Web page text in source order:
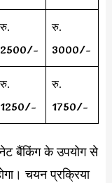
रु.
2500/-
रु.
3000/-
रु.
1250/-
रु.
1750/-
नेट बैंकिंग के उपयोग से
चयन प्रक्रिया